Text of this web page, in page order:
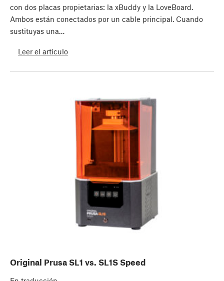
con dos placas propietarias: la xBuddy y la LoveBoard.
Ambos están conectados por un cable principal. Cuando
sustituyas una…
Leer el artículo
Original Prusa SL1 vs. SL1S Speed